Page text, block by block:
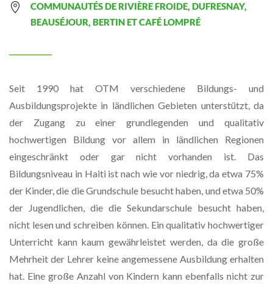
Seit 1990 hat OTM verschiedene Bildungs- und
Ausbildungsprojekte in ländlichen Gebieten unterstützt, da
der Zugang zu einer grundlegenden und qualitativ
hochwertigen Bildung vor allem in ländlichen Regionen
eingeschränkt oder gar nicht vorhanden ist. Das
Bildungsniveau in Haiti ist nach wie vor niedrig, da etwa 75%
der Kinder, die die Grundschule besucht haben, und etwa 50%
der Jugendlichen, die die Sekundarschule besucht haben,
nicht lesen und schreiben können. Ein qualitativ hochwertiger
Unterricht kann kaum gewährleistet werden, da die große
Mehrheit der Lehrer keine angemessene Ausbildung erhalten
hat. Eine große Anzahl von Kindern kann ebenfalls nicht zur
COMMUNAUTÉS DE RIVIÈRE FROIDE, DUFRESNAY,
BEAUSÉJOUR, BERTIN ET CAFÉ LOMPRÉ